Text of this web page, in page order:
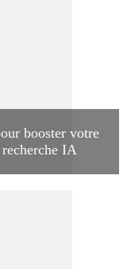
booster votre
IA